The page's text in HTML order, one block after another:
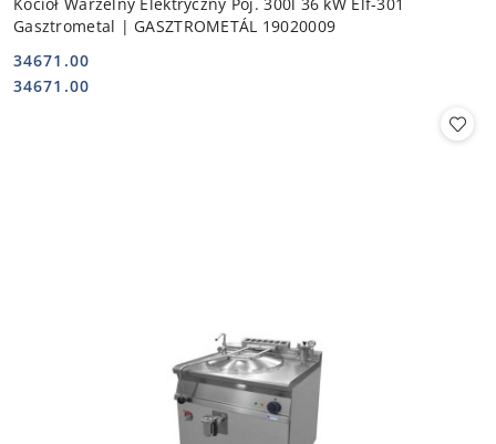
Gasztrometal | GASZTROMETÁL 19020009
Cena:
34671.00
Cena:
34671.00